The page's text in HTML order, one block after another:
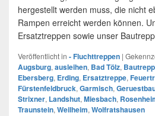
hergestellt werden muss, die nicht
Rampen erreicht werden können.
Ersatztreppen sowie unser
Veröffentlicht in - Fluchttreppen |
Augsburg, ausleihen, Bad Tölz,
Ebersberg, Erding, Ersatztreppe,
Fürstenfeldbruck, Garmisch,
Strixner, Landshut, Miesbach,
Traunstein, Weilheim, Wolfratshausen